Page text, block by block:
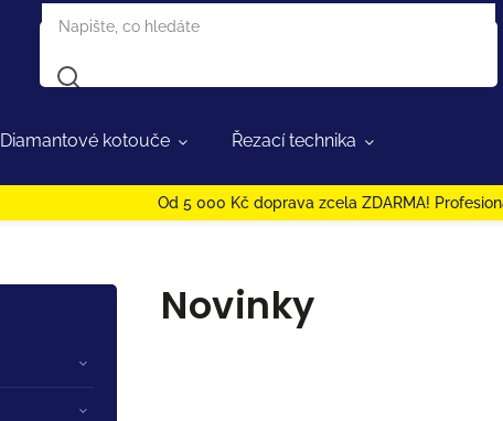
Diamantové kotouče Řezací technika
Od 5 000 Kč doprava zcela ZDARMA!
Novinky